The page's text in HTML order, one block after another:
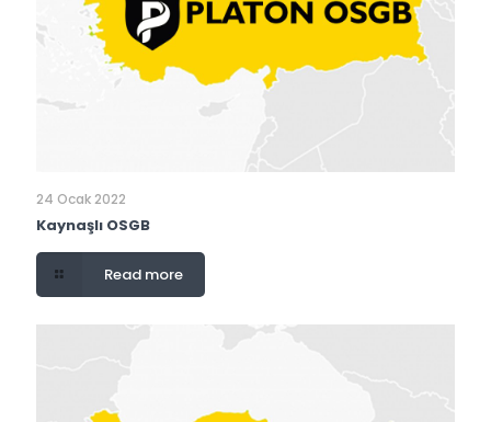
24 Ocak 2022
Kaynaşlı OSGB
Read more